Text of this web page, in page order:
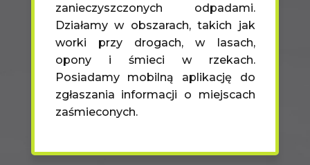
zanieczyszczonych odpadami.
Działamy w obszarach, takich jak
worki przy drogach, w lasach,
opony i śmieci w rzekach.
Posiadamy mobilną aplikację do
zgłaszania informacji o miejscach
zaśmieconych.